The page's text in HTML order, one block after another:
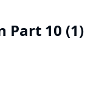
Part 10 (1)